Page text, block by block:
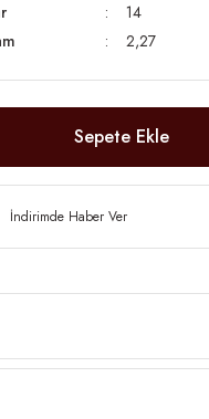
14
2,27
Sepete Ekle
İndirimde Haber Ver